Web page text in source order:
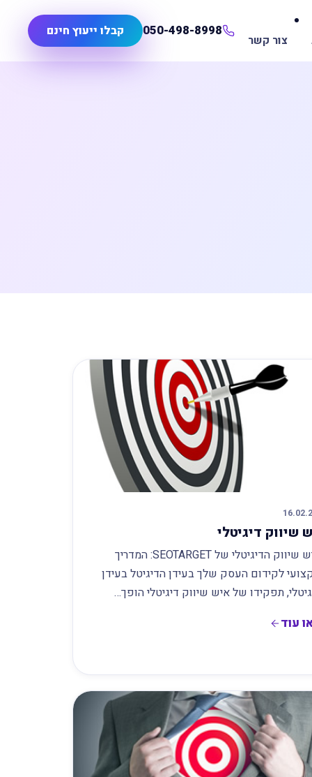
צור קשר
050-498-8998 קבלו ייעוץ חינם
שיווק דיגיטלי
האיש שיווק הדיגיטלי של SEOTARGET: המדריך
לקידום העסק שלך בעידן הדיגיטל בעידן
תפקידו של איש שיווק דיגיטלי הופך…
עוד